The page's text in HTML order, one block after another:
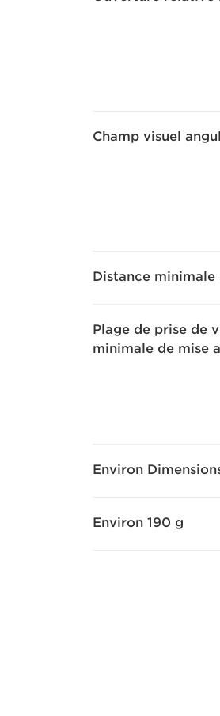
Champ visuel
Distance
Plage de prise de
minimale de mise
Environ
Environ 190 g